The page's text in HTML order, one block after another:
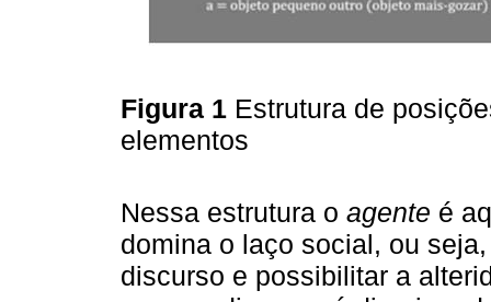
Figura 1 Estrutura de
elementos
Nessa estrutura o agente é
domina o laço social, ou
discurso e possibilitar a